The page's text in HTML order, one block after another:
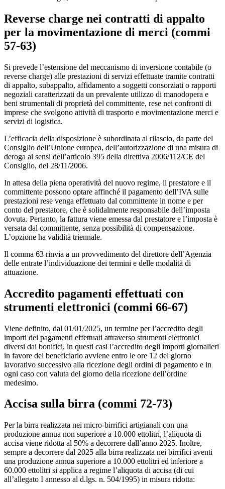
Reverse charge nei contratti di appalto
per la movimentazione di merci (commi
57-63)
Si prevede l’estensione del meccanismo di inversione contabile (o
reverse charge) alle prestazioni di servizi effettuate tramite contratti
di appalto, subappalto, affidamento a soggetti consorziati o rapporti
negoziali caratterizzati da un prevalente utilizzo di manodopera e
beni strumentali di proprietà del committente, rese nei confronti di
imprese che svolgono attività di trasporto e movimentazione merci e
servizi di logistica.
L’efficacia della disposizione è subordinata al rilascio, da parte del
Consiglio dell’Unione europea, dell’autorizzazione di una misura di
deroga ai sensi dell’articolo 395 della direttiva 2006/112/CE del
Consiglio, del 28/11/2006.
In attesa della piena operatività del nuovo regime, il prestatore e il
committente possono optare affinché il pagamento dell’IVA sulle
prestazioni rese venga effettuato dal committente in nome e per
conto del prestatore, che è solidalmente responsabile dell’imposta
dovuta. Pertanto, la fattura viene emessa dal prestatore e l’imposta è
versata dal committente, senza possibilità di compensazione.
L’opzione ha validità triennale.
Il comma 63 rinvia a un provvedimento del direttore dell’Agenzia
delle entrate l’individuazione dei termini e delle modalità di
attuazione.
Accredito pagamenti effettuati con
strumenti elettronici (commi 66-67)
Viene definito, dal 01/01/2025, un termine per l’accredito degli
importi dei pagamenti effettuati attraverso strumenti elettronici
diversi dai bonifici, in questi casi l’accredito degli importi giornalieri
in favore del beneficiario avviene entro le ore 12 del giorno
lavorativo successivo alla ricezione degli ordini di pagamento e in
ogni caso con valuta del giorno della ricezione dell’ordine
medesimo.
Accisa sulla birra (commi 72-73)
Per la birra realizzata nei micro-birrifici artigianali con una
produzione annua non superiore a 10.000 ettolitri, l’aliquota di
accisa viene ridotta al 50% a decorrere dall’anno 2025. Inoltre,
sempre a decorrere dal 2025 alla birra realizzata nei birrifici aventi
una produzione annua superiore a 10.000 ettolitri ed inferiore a
60.000 ettolitri si applica a regime l’aliquota di accisa (di cui
all’allegato I annesso al d.lgs. n. 504/1995) in misura ridotta: